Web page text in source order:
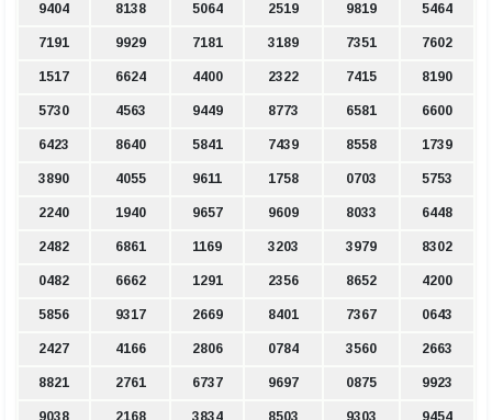
9404 8138 5064 2519 9819 5464
7191 9929 7181 3189 7351 7602
1517 6624 4400 2322 7415 8190
5730 4563 9449 8773 6581 6600
6423 8640 5841 7439 8558 1739
3890 4055 9611 1758 0703 5753
2240 1940 9657 9609 8033 6448
2482 6861 1169 3203 3979 8302
0482 6662 1291 2356 8652 4200
5856 9317 2669 8401 7367 0643
2427 4166 2806 0784 3560 2663
8821 2761 6737 9697 0875 9923
9038 2168 3834 8503 9303 9454